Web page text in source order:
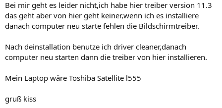
Bei mir geht es leider nicht,ich habe hier treiber version 11.3
das geht aber von hier geht keiner,wenn ich es installiere
danach computer neu starte fehlen die Bildschirmtreiber.
Nach deinstallation benutze ich driver cleaner,danach
computer neu starten dann die treiber von hier installieren.
Mein Laptop wäre Toshiba Satellite l555
gruß kiss